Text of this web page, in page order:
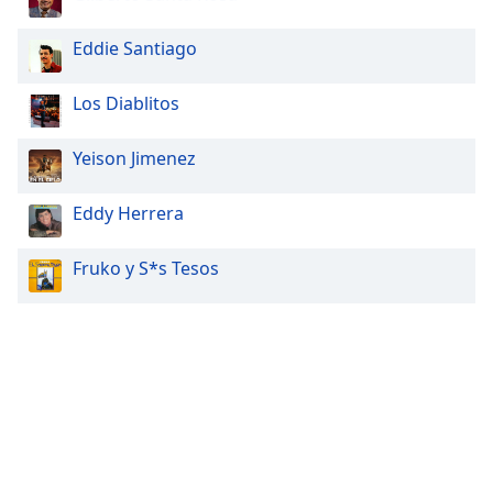
Eddie Santiago
Los Diablitos
Yeison Jimenez
Eddy Herrera
Fruko y S*s Tesos